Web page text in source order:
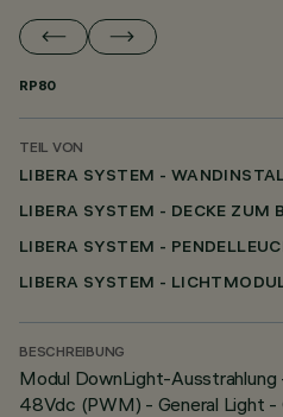
RP80
TEIL VON
LIBERA SYSTEM -
LIBERA SYSTEM - DECKE ZUM
LIBERA SYSTEM -
LIBERA SYSTEM -
BESCHREIBUNG
Modul DownLight-
48Vdc (PWM) - General Light